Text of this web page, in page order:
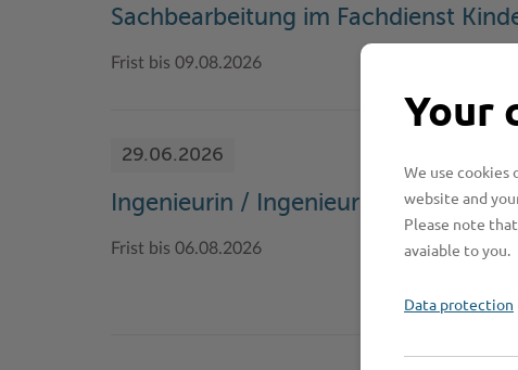
Sachbearbeitung im Fachdienst
Frist bis 09.08.2026
29.06.2026
Ingenieurin / Ingenieur (m/w/d)
Frist bis 06.08.2026
Your
We use cookies
website and
Please note
avaiable to you.
Data protection